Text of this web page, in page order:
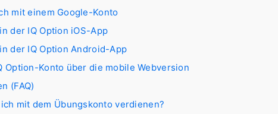
mit einem Google-Konto
der IQ Option iOS-App
der IQ Option Android-App
Option-Konto über die mobile Webversion
(FAQ)
mit dem Übungskonto verdienen?